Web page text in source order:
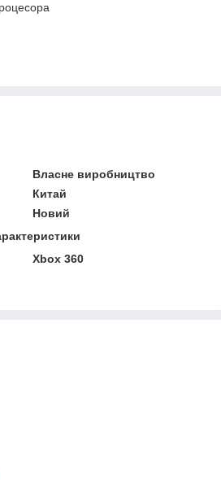
Власне виробництво
Китай
Новий
Xbox 360